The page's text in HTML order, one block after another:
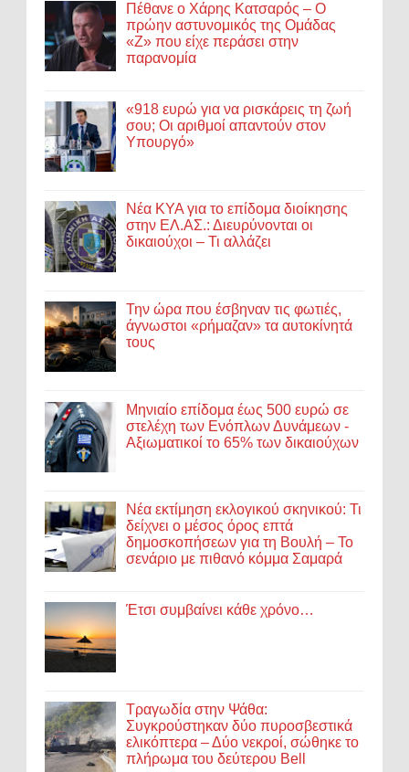
Πέθανε ο Χάρης Κατσαρός – Ο
πρώην αστυνομικός της Ομάδας
«Ζ» που είχε περάσει στην
παρανομία
«918 ευρώ για να ρισκάρεις τη ζωή
σου; Οι αριθμοί απαντούν στον
Υπουργό»
Νέα ΚΥΑ για το επίδομα διοίκησης
στην ΕΛ.ΑΣ.: Διευρύνονται οι
δικαιούχοι – Τι αλλάζει
Την ώρα που έσβηναν τις φωτιές,
άγνωστοι «ρήμαζαν» τα αυτοκίνητά
τους
Μηνιαίο επίδομα έως 500 ευρώ σε
στελέχη των Ενόπλων Δυνάμεων -
Αξιωματικοί το 65% των δικαιούχων
Νέα εκτίμηση εκλογικού σκηνικού: Τι
δείχνει ο μέσος όρος επτά
δημοσκοπήσεων για τη Βουλή – Το
σενάριο με πιθανό κόμμα Σαμαρά
Έτσι συμβαίνει κάθε χρόνο…
Τραγωδία στην Ψάθα:
Συγκρούστηκαν δύο πυροσβεστικά
ελικόπτερα – Δύο νεκροί, σώθηκε το
πλήρωμα του δεύτερου Bell